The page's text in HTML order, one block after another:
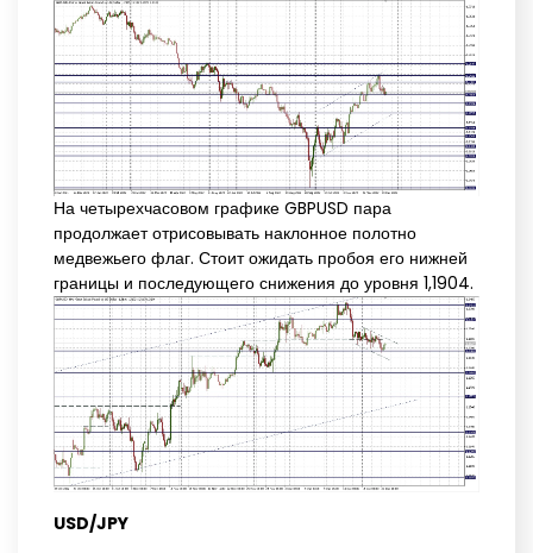
На четырехчасовом графике GBPUSD пара
продолжает отрисовывать наклонное полотно
медвежьего флаг. Стоит ожидать пробоя его нижней
границы и последующего снижения до уровня 1,1904.
USD/JPY